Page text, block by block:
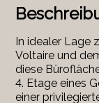
In idealer Lage
Voltaire und
diese
4. Etage eines
einer